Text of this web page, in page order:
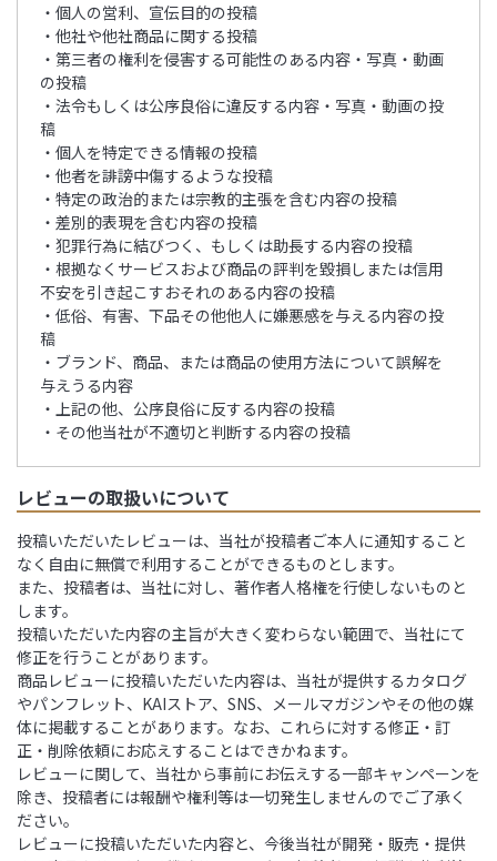
・個人の営利、宣伝目的の投稿
・他社や他社商品に関する投稿
・第三者の権利を侵害する可能性のある内容・写真・動画
の投稿
・法令もしくは公序良俗に違反する内容・写真・動画の投
稿
・個人を特定できる情報の投稿
・他者を誹謗中傷するような投稿
・特定の政治的または宗教的主張を含む内容の投稿
・差別的表現を含む内容の投稿
・犯罪行為に結びつく、もしくは助長する内容の投稿
・根拠なくサービスおよび商品の評判を毀損しまたは信用
不安を引き起こすおそれのある内容の投稿
・低俗、有害、下品その他他人に嫌悪感を与える内容の投
稿
・ブランド、商品、または商品の使用方法について誤解を
与えうる内容
・上記の他、公序良俗に反する内容の投稿
・その他当社が不適切と判断する内容の投稿
レビューの取扱いについて
投稿いただいたレビューは、当社が投稿者ご本人に通知すること
なく自由に無償で利用することができるものとします。
また、投稿者は、当社に対し、著作者人格権を行使しないものと
します。
投稿いただいた内容の主旨が大きく変わらない範囲で、当社にて
修正を行うことがあります。
商品レビューに投稿いただいた内容は、当社が提供するカタログ
やパンフレット、KAIストア、SNS、メールマガジンやその他の媒
体に掲載することがあります。なお、これらに対する修正・訂
正・削除依頼にお応えすることはできかねます。
レビューに関して、当社から事前にお伝えする一部キャンペーンを
除き、投稿者には報酬や権利等は一切発生しませんのでご了承く
ださい。
レビューに投稿いただいた内容と、今後当社が開発・販売・提供